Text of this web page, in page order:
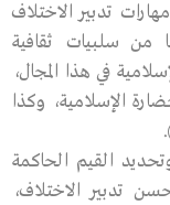
تدبير الاختلاف
من سلبيات ثقافية
في هذا المجال،
الإسلامية، وكذا
القيم الحاكمة
تدبير الاختلاف،